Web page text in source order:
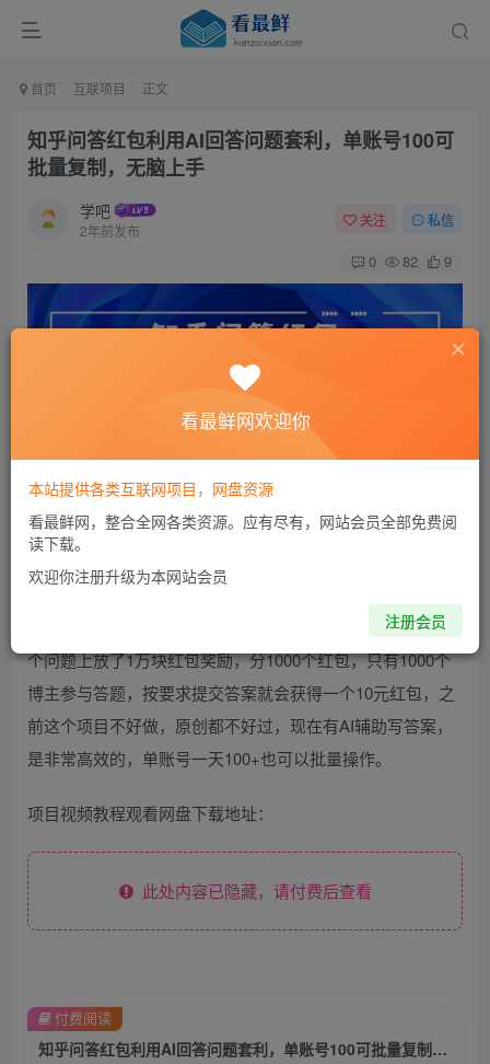
首页 互联项目 正文
知乎问答红包利用AI回答问题套利，单账号100可
批量复制，无脑上手
学吧
2年前发布
关注 私信
0 82 9
广，商家会批当相应的问题，比如在一个卖汽车商家，在一
个问题上放了1万块红包奖励，分1000个红包，只有1000个
博主参与答题，按要求提交答案就会获得一个10元红包，之
前这个项目不好做，原创都不好过，现在有AI辅助写答案，
是非常高效的，单账号一天100+也可以批量操作。
项目视频教程观看网盘下载地址：
此处内容已隐藏，请付费后查看
知乎问答红包利用AI回答问题套利，单账号100可批量复制，无脑上手
付费阅读
看最鲜网欢迎你
本站提供各类互联网项目，网盘资源
看最鲜网，整合全网各类资源。应有尽有，网站会员全部免费阅
读下载。
欢迎你注册升级为本网站会员
注册会员